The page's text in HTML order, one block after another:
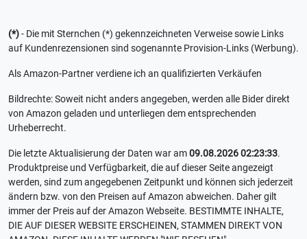
(*)- Die mit Sternchen (*) gekennzeichneten Verweise sowie Links
auf Kundenrezensionen sind sogenannte Provision-Links (Werbung).
Als Amazon-Partner verdiene ich an qualifizierten Verkäufen
Bildrechte: Soweit nicht anders angegeben, werden alle Bider direkt
von Amazon geladen und unterliegen dem entsprechenden
Urheberrecht.
Die letzte Aktualisierung der Daten war am09.08.2026 02:23:33.
Produktpreise und Verfügbarkeit, die auf dieser Seite angezeigt
werden, sind zum angegebenen Zeitpunkt und können sich jederzeit
ändern bzw. von den Preisen auf Amazon abweichen. Daher gilt
immer der Preis auf der Amazon Webseite. BESTIMMTE INHALTE,
DIE AUF DIESER WEBSITE ERSCHEINEN, STAMMEN DIREKT VON